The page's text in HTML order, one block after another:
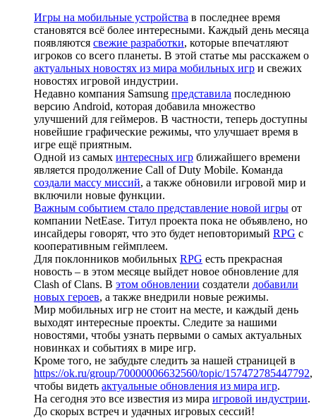
Игры на мобильные устройства в последнее время
становятся всё более интересными. Каждый день месяца
появляются свежие разработки, которые впечатляют
игроков со всего планеты. В этой статье мы расскажем о
актуальных новостях из мира мобильных игр и свежих
новостях игровой индустрии.
Недавно компания Samsung представила последнюю
версию Android, которая добавила множество
улучшений для геймеров. В частности, теперь доступны
новейшие графические режимы, что улучшает время в
игре ещё приятным.
Одной из самых интересных игр ближайшего времени
является продолжение Call of Duty Mobile. Команда
создали массу миссий, а также обновили игровой мир и
включили новые функции.
Важным событием стало представление новой игры от
компании NetEase. Титул проекта пока не объявлено, но
инсайдеры говорят, что это будет неповторимый RPG с
кооперативным геймплеем.
Для поклонников мобильных RPG есть прекрасная
новость – в этом месяце выйдет новое обновление для
Clash of Clans. В этом обновлении создатели добавили
новых героев, а также внедрили новые режимы.
Мир мобильных игр не стоит на месте, и каждый день
выходят интересные проекты. Следите за нашими
новостями, чтобы узнать первыми о самых актуальных
новинках и событиях в мире игр.
Кроме того, не забудьте следить за нашей страницей в
https://ok.ru/group/70000006632560/topic/157472785447792,
чтобы видеть актуальные обновления из мира игр.
На сегодня это все известия из мира игровой индустрии.
До скорых встреч и удачных игровых сессий!